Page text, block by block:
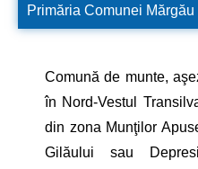
Primăria Comunei Mărgău
Comună de munte,
în Nord-Vestul
din zona Munţilor
Gilăului sau